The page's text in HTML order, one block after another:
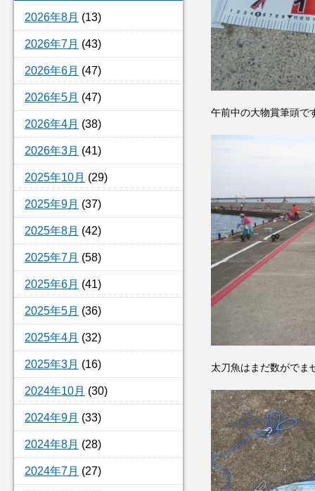
2026年8月 (13)
2026年7月 (43)
2026年6月 (47)
2026年5月 (47)
2026年4月 (38)
2026年3月 (41)
2025年10月 (29)
2025年9月 (37)
2025年8月 (42)
2025年7月 (58)
2025年6月 (41)
2025年5月 (36)
2025年4月 (32)
2025年3月 (16)
2024年10月 (30)
2024年9月 (33)
2024年8月 (28)
2024年7月 (27)
午前中の大物賞筆頭で
太刀魚はまだ数がでま